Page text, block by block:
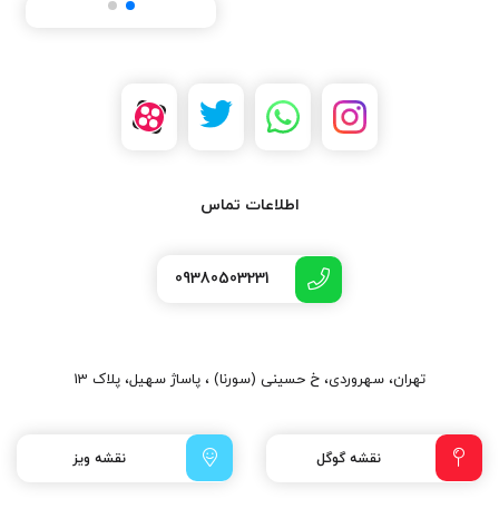
اطلاعات تماس
09380503231
تهران، سهروردی، خ حسینی (سورنا) ، پاساژ سهیل، پلاک 13
نقشه گوگل نقشه ویز